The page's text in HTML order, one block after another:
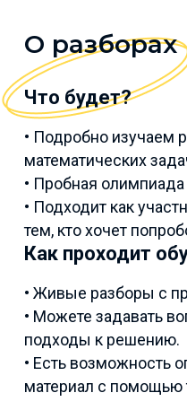
О разборах
Что будет?
• Подробно изучаем
математических
• Пробная
• Подходит как
тем, кто хочет
Как проходит
• Живые разборы с
• Можете задавать
подходы к решению.
• Есть возможность
материал с помощью